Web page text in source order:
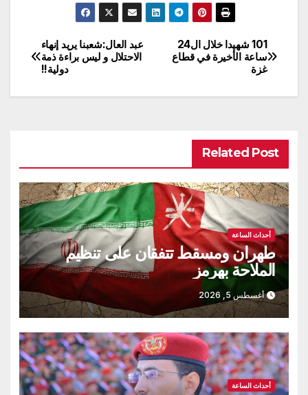
تصفّح
المقالات
عبد العال:شعبنا يريد إنهاء
الاحتلال و ليس براءة ذمة
دولية!!
101 شهيدا خلال ال24
ساعة الأخيرة في قطاع
غزة
Related Post
أحداث الساعة
طهران ومسقط تتفقان على تنظيم
الملاحة بهرمز
أغسطس 5, 2026
أحداث الساعة